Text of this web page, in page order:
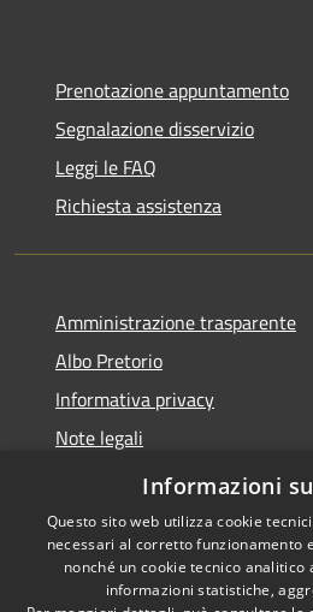
Prenotazione appuntamento
Segnalazione disservizio
Leggi le FAQ
Richiesta assistenza
Amministrazione trasparente
Albo Pretorio
Informativa privacy
Note legali
Dichiarazione di accessibilità
Informazioni
Questo sito web utilizza cookie
necessari al corretto funzionamento
nonché un cookie tecnico
informazioni statistiche,